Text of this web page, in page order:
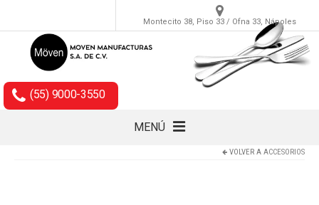
Montecito 38, Piso 33 / Ofna 33, Nápoles
(55) 9000-3550
MENÚ
VOLVER A ACCESORIOS